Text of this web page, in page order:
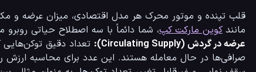
مانند کوین مارکت کپ، شما دائماً با سه اصطلاح حیاتی روبرو می‌شوید که درک تفاوت آن‌ها مرز بین سود و زیان
عرضه در گردش (Circulating Supply):
صرافی‌ها در حال معامله هستند. این عدد برای محاسبه ارزش روز بازار استفاده می‌شود. *